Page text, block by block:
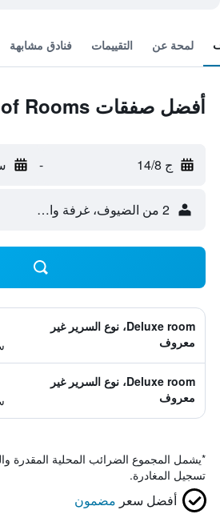
لمحة عن التقييمات فنادق مشابهة
أفضل صفقات Game of Rooms
ج 14/8 - س
2 من الضيوف، غرفة واحدة
Deluxe room، نوع السرير غير
معروف
Deluxe room، نوع السرير غير
معروف
*يشمل المجموع الضرائب المحلية المقدرة
تسجيل المغادرة.
أفضل سعر مضمون